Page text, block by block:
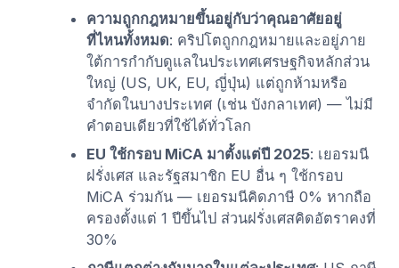
ความถูกกฎหมายขึ้นอยู่กับว่าคุณอาศัยอยู่
ที่ไหนทั้งหมด: คริปโตถูกกฎหมายและอยู่ภาย
ใต้การกำกับดูแลในประเทศเศรษฐกิจหลักส่วน
ใหญ่ (US, UK, EU, ญี่ปุ่น) แต่ถูกห้ามหรือ
จำกัดในบางประเทศ (เช่น บังกลาเทศ) — ไม่มี
คำตอบเดียวที่ใช้ได้ทั่วโลก
EU ใช้กรอบ MiCA มาตั้งแต่ปี 2025: เยอรมนี
ฝรั่งเศส และรัฐสมาชิก EU อื่น ๆ ใช้กรอบ
MiCA ร่วมกัน — เยอรมนีคิดภาษี 0% หากถือ
ครองตั้งแต่ 1 ปีขึ้นไป ส่วนฝรั่งเศสคิดอัตราคงที่
30%